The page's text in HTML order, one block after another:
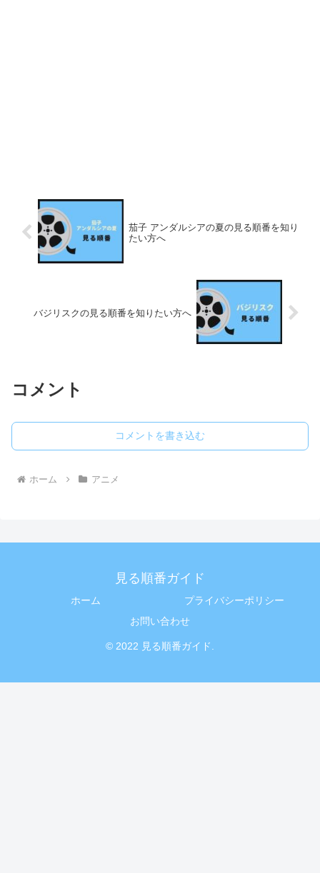
茄子 アンダルシアの夏の見る順番を知り
たい方へ
バジリスクの見る順番を知りたい方へ
コメント
コメントを書き込む
ホーム アニメ
見る順番ガイド
ホーム
プライバシーポリシー
お問い合わせ
© 2022 見る順番ガイド.